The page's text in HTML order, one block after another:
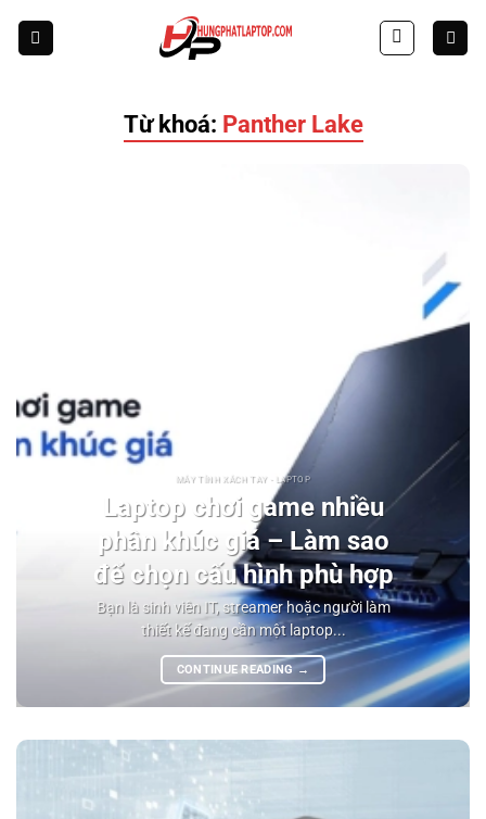
Từ khoá: Panther Lake
MÁY TÍNH XÁCH TAY - LAPTOP
Laptop chơi game nhiều
phân khúc giá – Làm sao
để chọn cấu hình phù hợp
Bạn là sinh viên IT, streamer hoặc người làm
thiết kế đang cần một laptop...
CONTINUE READING→